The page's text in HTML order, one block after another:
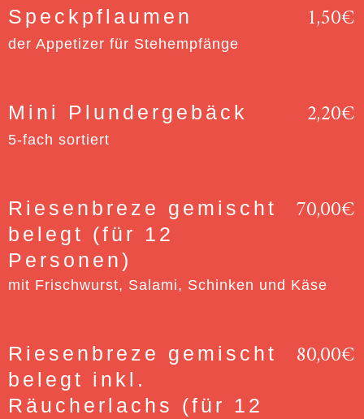
Speckpflaumen 1,50€
der Appetizer für Stehempfänge
Mini Plundergebäck 2,20€
5-fach sortiert
Riesenbreze gemischt
belegt (für 12
Personen)
70,00€
mit Frischwurst, Salami, Schinken und Käse
Riesenbreze gemischt
belegt inkl.
Räucherlachs (für 12
80,00€